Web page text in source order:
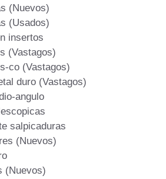
(Nuevos)
(Usados)
insertos
(Vastagos)
co (Vastagos)
duro (Vastagos)
angulo
salpicaduras
(Nuevos)
(Nuevos)